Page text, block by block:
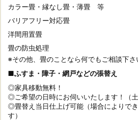
カラー畳・縁なし畳・薄畳 等
バリアフリー対応畳
洋間用置畳
畳の防虫処理
※その他、畳のことなら何でもご相談下さ
■ふすま・障子・網戸などの張替え
◎家具移動無料！
◎ご希望の日時にお伺いいたします！（土
◎畳替え当日仕上げ可能（場合によりで
す）